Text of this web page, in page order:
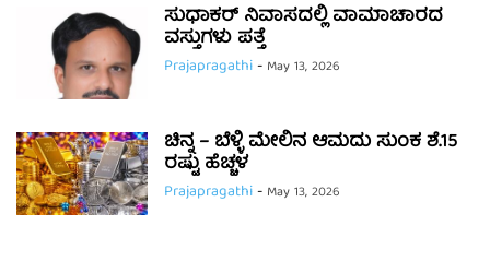
ಸುಧಾಕರ್ ನಿವಾಸದಲ್ಲಿ ವಾಮಾಚಾರದ
ವಸ್ತುಗಳು ಪತ್ತೆ
Prajapragathi- May 13, 2026
ಚಿನ್ನ – ಬೆಳ್ಳಿ ಮೇಲಿನ ಆಮದು ಸುಂಕ ಶೆ.15
ರಷ್ಟು ಹೆಚ್ಚಳ
Prajapragathi- May 13, 2026